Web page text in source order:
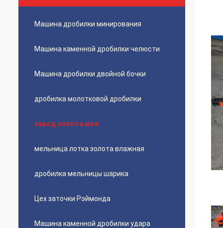
Машина дробилки минирования
Машина каменной дробилки челюсти
Машина дробилки двойной бочки
дробилка молотковой дробилки
завод золота моя
мельница лотка золота влажная
дробилка мельницы шарика
Цех заточки Рэймонда
Машина каменной дробилки удара